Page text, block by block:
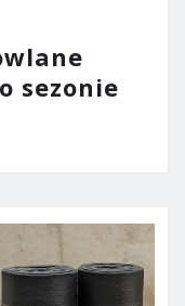
sezonie